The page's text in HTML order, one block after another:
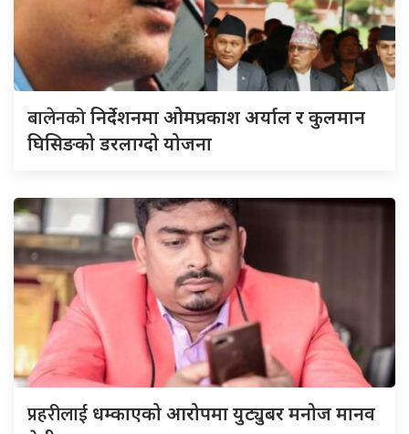
बालेनकोनिर्देशनमा ओमप्रकाश अर्याल र कुलमान
घिसिङको डरलाग्दो योजना
प्रहरीलाई धम्काएको आरोपमा युट्युबर मनोज मानव